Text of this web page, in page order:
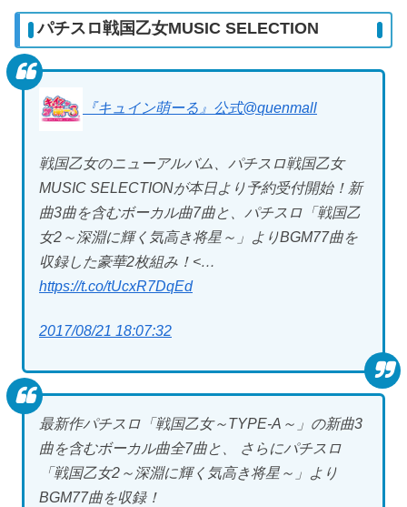
パチスロ戦国乙女MUSIC SELECTION
『キュイン萌ーる』公式@quenmall
戦国乙女のニューアルバム、パチスロ戦国乙女
MUSIC SELECTIONが本日より予約受付開始！新
曲3曲を含むボーカル曲7曲と、パチスロ「戦国乙
女2～深淵に輝く気高き将星～」よりBGM77曲を
収録した豪華2枚組み！<…
https://t.co/tUcxR7DqEd
2017/08/21 18:07:32
最新作パチスロ「戦国乙女～TYPE-A～」の新曲3
曲を含むボーカル曲全7曲と、 さらにパチスロ
「戦国乙女2～深淵に輝く気高き将星～」より
BGM77曲を収録！